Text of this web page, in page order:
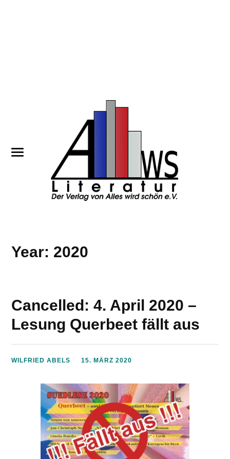
Year: 2020
Cancelled: 4. April 2020 –
Lesung Querbeet fällt aus
WILFRIED ABELS 15. MÄRZ 2020